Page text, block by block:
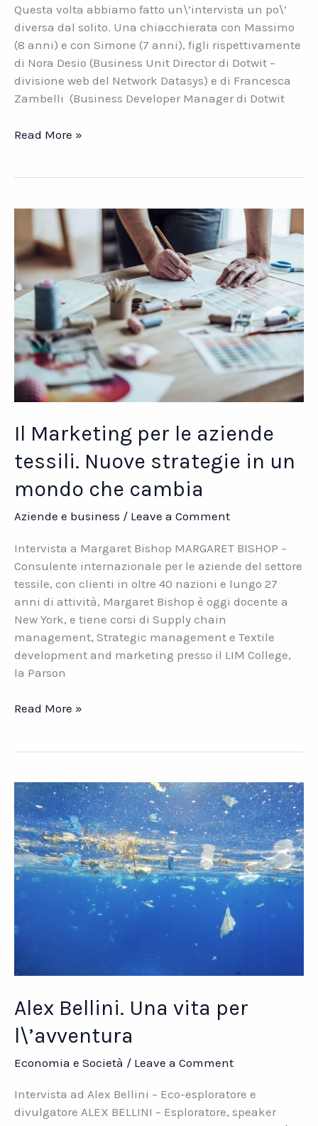
Questa volta abbiamo fatto un\’intervista un po\’
diversa dal solito. Una chiacchierata con Massimo
(8 anni) e con Simone (7 anni), figli rispettivamente
di Nora Desio (Business Unit Director di Dotwit –
divisione web del Network Datasys) e di Francesca
Zambelli (Business Developer Manager di Dotwit
50
Read More »
Il Marketing per le aziende
tessili. Nuove strategie in un
mondo che cambia
Aziende e business / Leave a Comment
Intervista a Margaret Bishop MARGARET BISHOP –
Consulente internazionale per le aziende del settore
tessile, con clienti in oltre 40 nazioni e lungo 27
anni di attività, Margaret Bishop è oggi docente a
New York, e tiene corsi di Supply chain
management, Strategic management e Textile
development and marketing presso il LIM College,
la Parson
Il
aziende
tessili.
Nuove
strategie
in
un
mondo
Read More »
Alex Bellini. Una vita per
l\’avventura
Economia e Società / Leave a Comment
Intervista ad Alex Bellini – Eco-esploratore e
divulgatore ALEX BELLINI – Esploratore, speaker